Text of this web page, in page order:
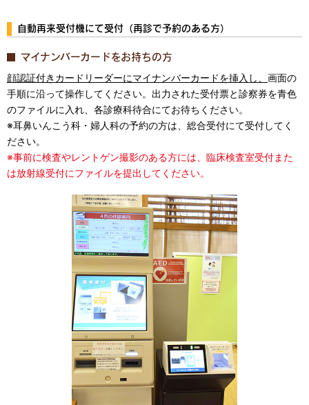
自動再来受付機にて受付（再診で予約のある方）
マイナンバーカードをお持ちの方
顔認証付きカードリーダーにマイナンバーカードを挿入し、 画面の
手順に沿って操作してください。出力された受付票と診察券を青色
のファイルに入れ、各診療科待合にてお待ちください。
※耳鼻いんこう科・婦人科の予約の方は、総合受付にて受付してく
ださい。
※事前に検査やレントゲン撮影のある方には、臨床検査室受付また
は放射線受付にファイルを提出してください。